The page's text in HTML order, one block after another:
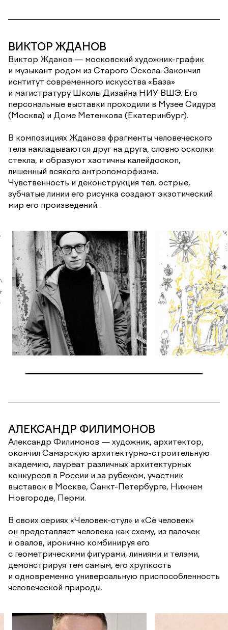
ВИКТОР ЖДАНОВ
Виктор Жданов — московский художник-график
и музыкант родом из Старого Оскола. Закончил
иснтитут современного искусства «База»
и магистратуру Школы Дизайна НИУ ВШЭ. Его
персональные выставки проходили в Музее Сидура
(Москва) и Доме Метенкова (Екатеринбург).
В композициях Жданова фрагменты человеческого
тела накладываются друг на друга, словно осколки
стекла, и образуют хаотичны калейдоскоп,
лишенный всякого антропоморфизма.
Чувственность и деконструкция тел, острые,
зубчатые линии его рисунка создают экзотический
мир его произведений.
АЛЕКСАНДР ФИЛИМОНОВ
Александр Филимонов — художник, архитектор,
окончил Самарскую архитектурно-строительную
академию, лауреат различных архитектурных
конкурсов в России и за рубежом, участник
выставок в Москве, Санкт-Петербурге, Нижнем
Новгороде, Перми.
В своих сериях «Человек-стул» и «Сё человек»
он представляет человека как схему, из палочек
и овалов, иронично комбинируя его
с геометрическими фигурами, линиями и телами,
демонстрируя тем самым, его хрупкость
и одновременно универсальную приспособленность
человеческой природы.